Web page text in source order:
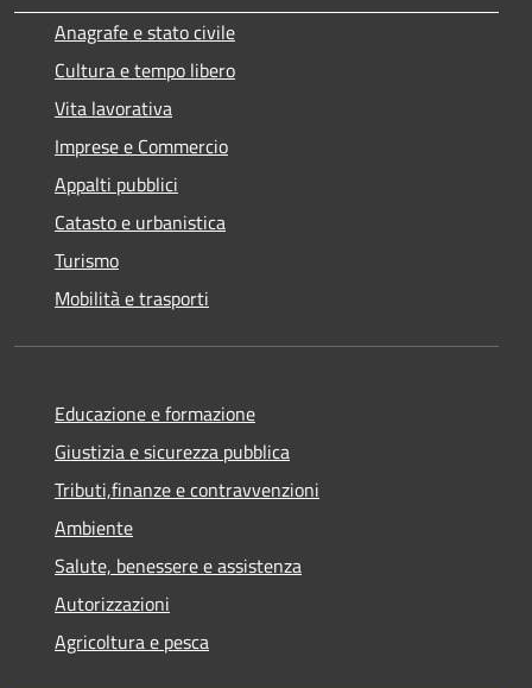
Anagrafe e stato civile
Cultura e tempo libero
Vita lavorativa
Imprese e Commercio
Appalti pubblici
Catasto e urbanistica
Turismo
Mobilità e trasporti
Educazione e formazione
Giustizia e sicurezza pubblica
Tributi,finanze e contravvenzioni
Ambiente
Salute, benessere e assistenza
Autorizzazioni
Agricoltura e pesca